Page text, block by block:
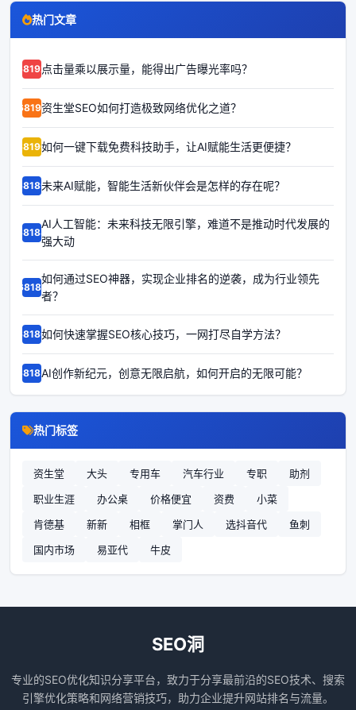
热门文章
68192点击量乘以展示量，能得出广告曝光率吗？
68191资生堂SEO如何打造极致网络优化之道？
68190如何一键下载免费科技助手，让AI赋能生活更便捷？
68189未来AI赋能，智能生活新伙伴会是怎样的存在呢？
68188
AI人工智能：未来科技无限引擎，难道不是推动时代发展的
强大动
68187
如何通过SEO神器，实现企业排名的逆袭，成为行业领先
者？
68186如何快速掌握SEO核心技巧，一网打尽自学方法？
68185AI创作新纪元，创意无限启航，如何开启的无限可能？
热门标签
资生堂 大头 专用车 汽车行业 专职
助剂
职业生涯
办公桌 价格便宜 资费
小菜
肯德基
新新 相框 掌门人 选抖音代
鱼刺
国内市场
易亚代 牛皮
SEO洞
专业的SEO优化知识分享平台，致力于分享最前沿的SEO技术、搜索
引擎优化策略和网络营销技巧，助力企业提升网站排名与流量。